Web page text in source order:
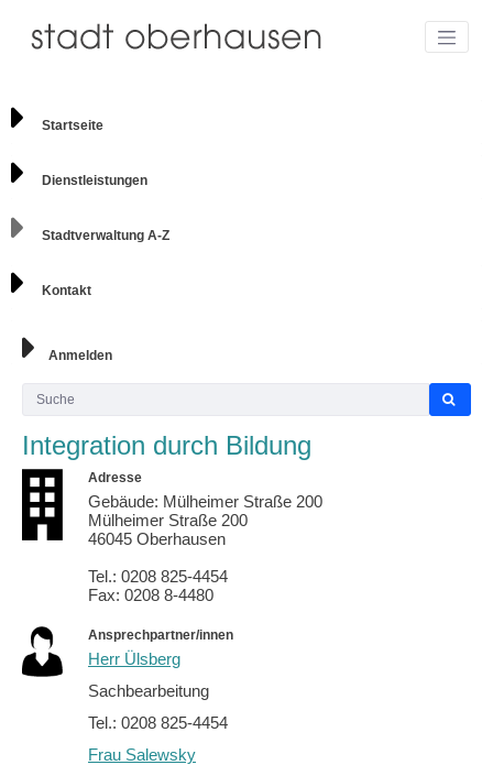
Startseite
Dienstleistungen
Stadtverwaltung A-Z
Kontakt
Anmelden
Integration durch Bildung
Adresse
Gebäude: Mülheimer Straße 200
Mülheimer Straße 200
46045 Oberhausen
Tel.: 0208 825-4454
Fax: 0208 8-4480
Ansprechpartner/innen
Herr Ülsberg
Sachbearbeitung
Tel.: 0208 825-4454
Frau Salewsky